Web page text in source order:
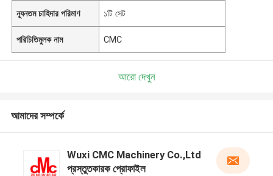
ন্যূনতম চাহিদার পরিমাণ ১টি সেট
পরিচিতিমুলক নাম CMC
আরো দেখুন
আমাদের সম্পর্কে
Wuxi CMC Machinery Co.,Ltd
প্রস্তুতকারক প্রোফাইল